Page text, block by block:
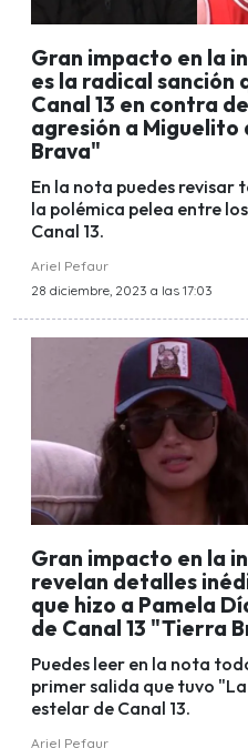
Gran impacto en la
es la radical sanción
Canal 13 en contra
agresión a
Brava"
En la nota puedes revisar
la polémica pelea entre
Canal 13.
Ariel Pefaur
28 diciembre, 2023 a las 17:03
Gran impacto en la
revelan detalles
que hizo a Pamela
de Canal 13 "Tierra
Puedes leer en la nota
primer salida que tuvo
estelar de Canal 13.
Ariel Pefaur